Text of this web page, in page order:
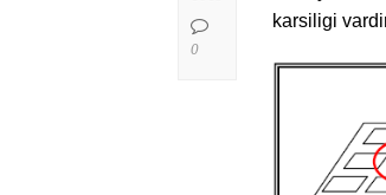
karsiligi
0